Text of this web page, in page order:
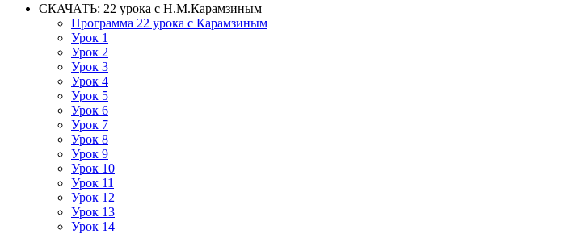
СКАЧАТЬ: 22 урока с Н.М.Карамзиным
Программа 22 урока с Карамзиным
Урок 1
Урок 2
Урок 3
Урок 4
Урок 5
Урок 6
Урок 7
Урок 8
Урок 9
Урок 10
Урок 11
Урок 12
Урок 13
Урок 14